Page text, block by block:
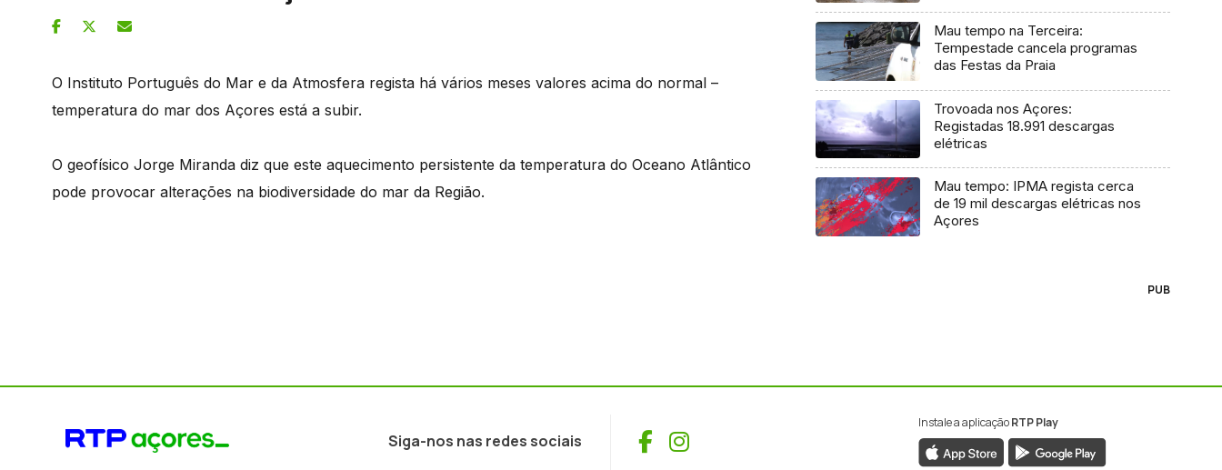
O Instituto Português do Mar e da Atmosfera regista há vários meses valores acima do normal –
temperatura do mar dos Açores está a subir.
O geofísico Jorge Miranda diz que este aquecimento persistente da temperatura do Oceano Atlântico
pode provocar alterações na biodiversidade do mar da Região.
Mau tempo na Terceira:
Tempestade cancela programas
das Festas da Praia
Trovoada nos Açores:
Registadas 18.991 descargas
elétricas
Mau tempo: IPMA regista cerca
de 19 mil descargas elétricas nos
Açores
PUB
Siga-nos nas redes sociais Facebook
Instagram
Instale a aplicaçãoRTP Play